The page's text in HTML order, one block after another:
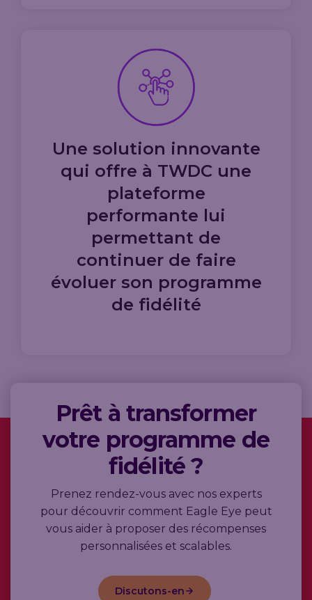
Une solution innovante
qui offre à TWDC une
plateforme
performante lui
permettant de
continuer de faire
évoluer son programme
de fidélité
Prêt à transformer
votre programme de
fidélité ?
Prenez rendez-vous avec nos experts
pour découvrir comment Eagle Eye peut
vous aider à proposer des récompenses
personnalisées et scalables.
Discutons-en